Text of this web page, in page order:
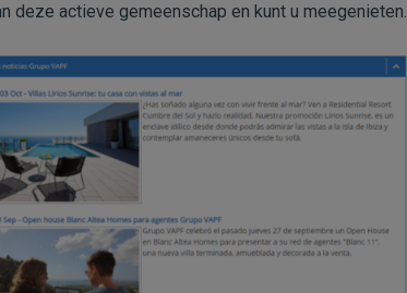
deze actieve gemeenschap en kunt u meegenieten.